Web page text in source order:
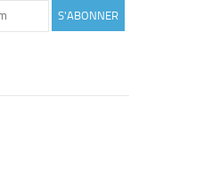
S'ABONNER